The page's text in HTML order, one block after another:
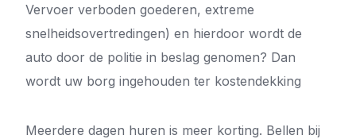
Vervoer verboden goederen, extreme
snelheidsovertredingen) en hierdoor wordt de
auto door de politie in beslag genomen? Dan
wordt uw borg ingehouden ter kostendekking
Meerdere dagen huren is meer korting. Bellen bij